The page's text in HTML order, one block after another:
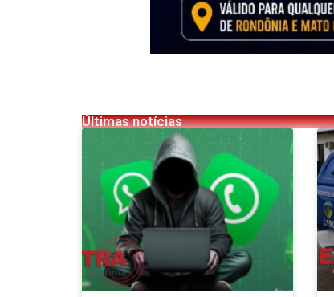
Últimas notícias